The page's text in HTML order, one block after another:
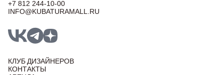
+7 812 244-10-00
INFO@KUBATURAMALL.RU
КЛУБ ДИЗАЙНЕРОВ
КОНТАКТЫ